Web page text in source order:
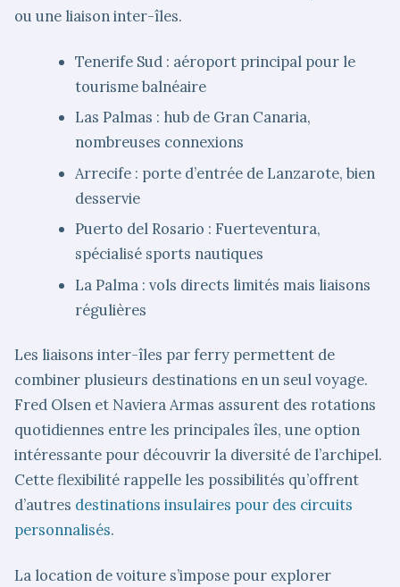
ou une liaison inter-îles.
Tenerife Sud : aéroport principal pour le
tourisme balnéaire
Las Palmas : hub de Gran Canaria,
nombreuses connexions
Arrecife : porte d’entrée de Lanzarote, bien
desservie
Puerto del Rosario : Fuerteventura,
spécialisé sports nautiques
La Palma : vols directs limités mais liaisons
régulières
Les liaisons inter-îles par ferry permettent de
combiner plusieurs destinations en un seul voyage.
Fred Olsen et Naviera Armas assurent des rotations
quotidiennes entre les principales îles, une option
intéressante pour découvrir la diversité de l’archipel.
Cette flexibilité rappelle les possibilités qu’offrent
d’autres destinations insulaires pour des circuits
personnalisés.
La location de voiture s’impose pour explorer